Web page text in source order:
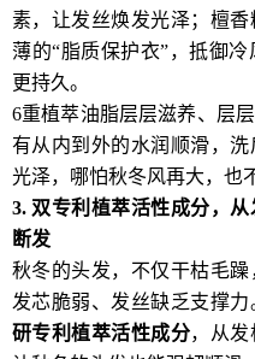
素，让发丝焕发光泽；檀
薄的“脂质保护衣”，抵御
更持久。
6重植萃油脂层层滋养、层
有从内到外的水润顺滑，
光泽，哪怕秋冬风再大，也
3. 双专利植萃活性成分，
断发
秋冬的头发，不仅干枯毛
发芯脆弱、发丝缺乏支撑
研专利植萃活性成分，从发